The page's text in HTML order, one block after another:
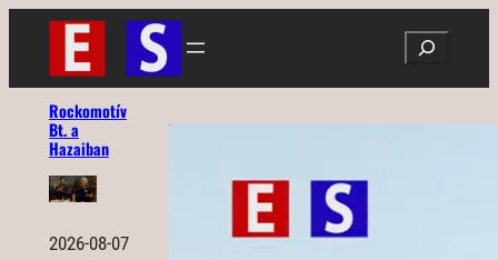
Ugrás
tartalomhoz
Search
Rockomotív
Bt. a
Hazaiban
2026-08-07